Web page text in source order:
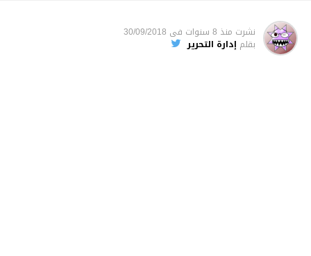
نشرت منذ 8 سنوات فى 30/09/2018
بقلم إدارة التحرير